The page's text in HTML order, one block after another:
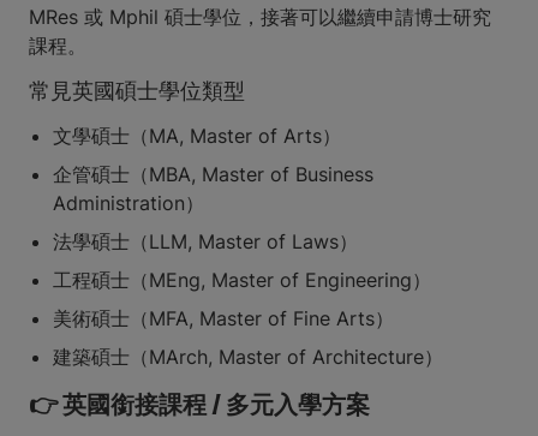
MRes 或 Mphil 碩士學位，接著可以繼續申請博士研究
課程。
常見英國碩士學位類型
文學碩士（MA, Master of Arts）
企管碩士（MBA, Master of Business
Administration）
法學碩士（LLM, Master of Laws）
工程碩士（MEng, Master of Engineering）
美術碩士（MFA, Master of Fine Arts）
建築碩士（MArch, Master of Architecture）
👉 英國銜接課程 / 多元入學方案